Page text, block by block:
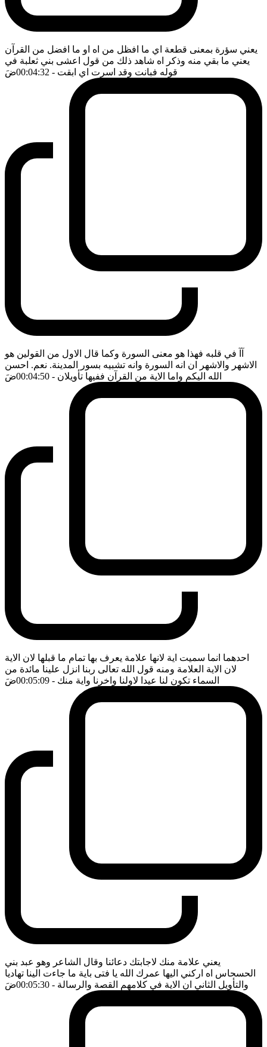
يعني سؤرة بمعنى قطعة اي ما افظل من اه او ما افضل من القرآن
يعني ما بقي منه وذكر اه شاهد ذلك من قول اعشى بني ثعلبة في
قوله فبانت وقد اسرت اي ابقت - 00:04:32 ضَ
آآ في قلبه فهذا هو معنى السورة وكما قال الاول من القولين هو
الاشهر والاشهر ان انه السورة وانه تشبيه بسور المدينة. نعم. احسن
الله اليكم واما الاية من القرآن ففيها تأويلان - 00:04:50 ضَ
احدهما انما سميت اية لانها علامة يعرف بها تمام ما قبلها لان الاية
لان الاية العلامة ومنه قول الله تعالى ربنا انزل علينا مائدة من
السماء تكون لنا عيدا لاولنا واخرنا واية منك - 00:05:09 ضَ
يعني علامة منك لاجابتك دعائنا وقال الشاعر وهو عبد بني
الحسحاس اه اركني اليها عمرك الله يا فتى باية ما جاءت الينا تهاديا
والتأويل الثاني ان الاية في كلامهم القصة والرسالة - 00:05:30 ضَ